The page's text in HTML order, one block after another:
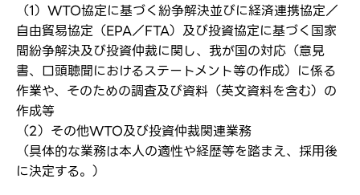
弊社ホームページの求人票をみて
弊社ホームページの求人票をみて
ログイン
お気に入り登録にはログインが必要です
メールアドレス
（1）WTO協定に基づく紛争解決並びに経済連携協定／
自由貿易協定（EPA／FTA）及び投資協定に基づく国家
間紛争解決及び投資仲裁に関し、我が国の対応（意見
書、口頭聴聞におけるステートメント等の作成）に係る
作業や、そのための調査及び資料（英文資料を含む）の
作成等
（2）その他WTO及び投資仲裁関連業務
（具体的な業務は本人の適性や経歴等を踏まえ、採用後
に決定する。）